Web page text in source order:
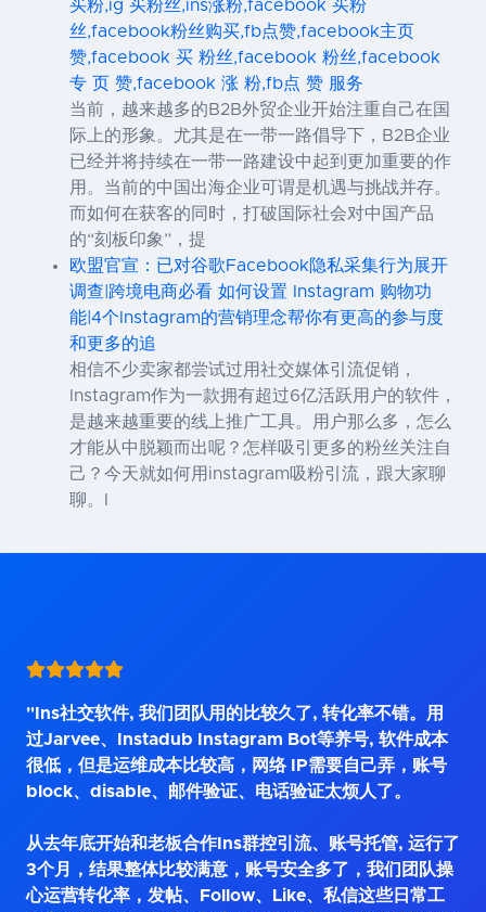
买粉,ig 买粉丝,ins涨粉,facebook 买粉
丝,facebook粉丝购买,fb点赞,facebook主页
赞,facebook 买 粉丝,facebook 粉丝,facebook
专 页 赞,facebook 涨 粉,fb点 赞 服务
当前，越来越多的B2B外贸企业开始注重自己在国
际上的形象。尤其是在一带一路倡导下，B2B企业
已经并将持续在一带一路建设中起到更加重要的作
用。当前的中国出海企业可谓是机遇与挑战并存。
而如何在获客的同时，打破国际社会对中国产品
的“刻板印象”，提
欧盟官宣：已对谷歌Facebook隐私采集行为展开
调查|跨境电商必看 如何设置 Instagram 购物功
能|4个Instagram的营销理念帮你有更高的参与度
和更多的追
相信不少卖家都尝试过用社交媒体引流促销，
Instagram作为一款拥有超过6亿活跃用户的软件，
是越来越重要的线上推广工具。用户那么多，怎么
才能从中脱颖而出呢？怎样吸引更多的粉丝关注自
己？今天就如何用instagram吸粉引流，跟大家聊
聊。I
"Ins社交软件, 我们团队用的比较久了, 转化率不错。用
过Jarvee、Instadub Instagram Bot等养号, 软件成本
很低，但是运维成本比较高，网络 IP需要自己弄，账号
block、disable、邮件验证、电话验证太烦人了。
从去年底开始和老板合作Ins群控引流、账号托管, 运行了
3个月，结果整体比较满意，账号安全多了，我们团队操
心运营转化率，发帖、Follow、Like、私信这些日常工